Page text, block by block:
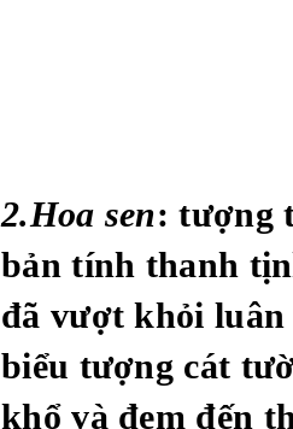
2.Hoa sen: tượng
bản tính thanh
đã vượt khỏi
biểu tượng cát
khổ và đem đến